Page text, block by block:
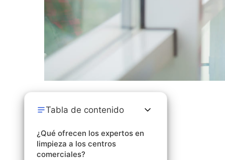
Tabla de contenido
¿Qué ofrecen los expertos en
limpieza a los centros
comerciales?